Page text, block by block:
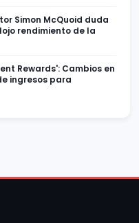
Simon McQuoid duda
rendimiento de la
Rewards': Cambios en
ingresos para